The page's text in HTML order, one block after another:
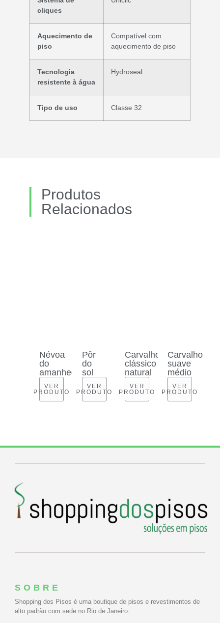
cliques
Aquecimento de
piso
Compatível com
aquecimento de piso
Tecnologia
resistente à água
Hydroseal
Tipo de uso Classe 32
Produtos
Relacionados
Névoa
do
amanhecer
VER
PRODUTO
Pôr
do
sol
VER
PRODUTO
Carvalho
clássico
natural
VER
PRODUTO
Carvalho
suave
médio
VER
PRODUTO
SOBRE
Shopping dos Pisos é uma boutique de pisos e revestimentos de
alto padrão com sede no Rio de Janeiro.